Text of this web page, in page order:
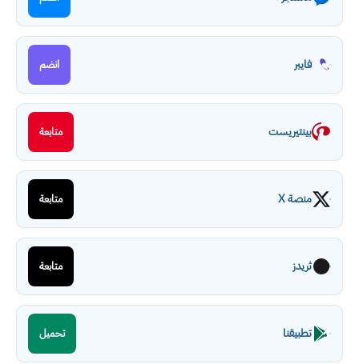
فايبر انضم
بينتيريست متابعة
منصة X متابعة
ثريدز متابعة
تطبيقنا تحميل